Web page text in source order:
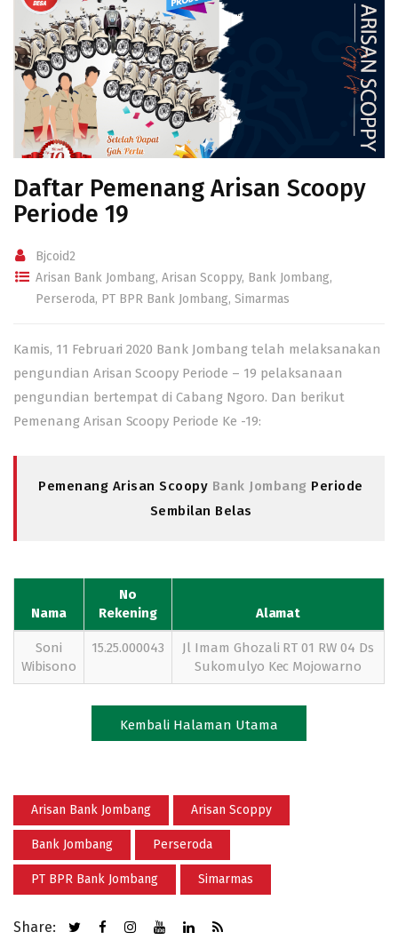
Daftar Pemenang Arisan Scoopy
Periode 19
Bjcoid2
Arisan Bank Jombang, Arisan Scoppy, Bank Jombang,
Perseroda, PT BPR Bank Jombang, Simarmas
Kamis, 11 Februari 2020 Bank Jombang telah melaksanakan
pengundian Arisan Scoopy Periode – 19 pelaksanaan
pengundian bertempat di Cabang Ngoro. Dan berikut
Pemenang Arisan Scoopy Periode Ke -19:
Pemenang Arisan Scoopy Bank Jombang Periode
Sembilan Belas
Nama
No
Rekening
Alamat
Soni
Wibisono
15.25.000043
Jl Imam Ghozali RT 01 RW 04 Ds
Sukomulyo Kec Mojowarno
Kembali Halaman Utama
Arisan Bank Jombang Arisan Scoppy
Bank Jombang Perseroda
PT BPR Bank Jombang Simarmas
Share: